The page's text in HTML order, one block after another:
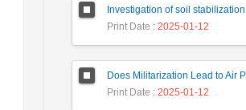
Print Date : 2025-01-12
Print Date : 2025-01-12